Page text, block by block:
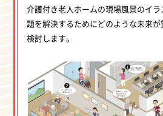
介護付き老人ホームの現場風景のイ
題を解決するためにどのような未来
検討します。